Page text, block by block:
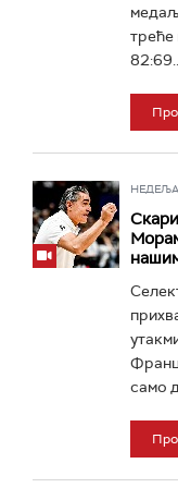
НЕДЕЉА,
само